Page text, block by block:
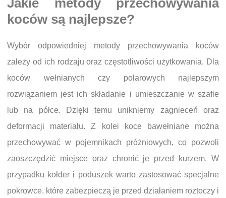
Jakie metody przechowywania
koców są najlepsze?
Wybór odpowiedniej metody przechowywania koców
zależy od ich rodzaju oraz częstotliwości użytkowania. Dla
koców wełnianych czy polarowych najlepszym
rozwiązaniem jest ich składanie i umieszczanie w szafie
lub na półce. Dzięki temu unikniemy zagnieceń oraz
deformacji materiału. Z kolei koce bawełniane można
przechowywać w pojemnikach próżniowych, co pozwoli
zaoszczędzić miejsce oraz chronić je przed kurzem. W
przypadku kołder i poduszek warto zastosować specjalne
pokrowce, które zabezpieczą je przed działaniem roztoczy i